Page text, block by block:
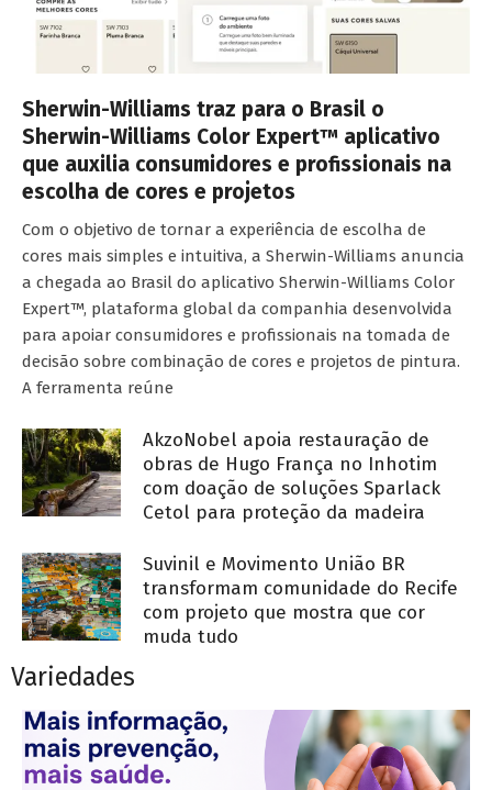
Sherwin-Williams traz para o Brasil o
Sherwin-Williams Color Expert™ aplicativo
que auxilia consumidores e profissionais na
escolha de cores e projetos
Com o objetivo de tornar a experiência de escolha de
cores mais simples e intuitiva, a Sherwin-Williams anuncia
a chegada ao Brasil do aplicativo Sherwin-Williams Color
Expert™, plataforma global da companhia desenvolvida
para apoiar consumidores e profissionais na tomada de
decisão sobre combinação de cores e projetos de pintura.
A ferramenta reúne
AkzoNobel apoia restauração de
obras de Hugo França no Inhotim
com doação de soluções Sparlack
Cetol para proteção da madeira
Suvinil e Movimento União BR
transformam comunidade do Recife
com projeto que mostra que cor
muda tudo
Variedades